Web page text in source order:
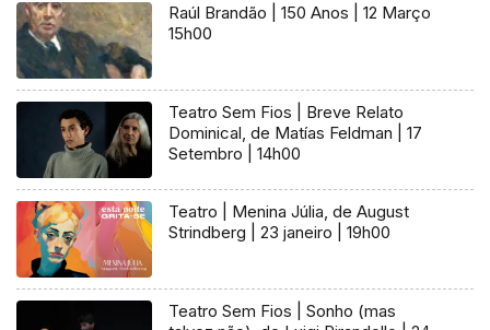
Raúl Brandão | 150 Anos | 12 Março
15h00
Teatro Sem Fios | Breve Relato
Dominical, de Matías Feldman | 17
Setembro | 14h00
Teatro | Menina Júlia, de August
Strindberg | 23 janeiro | 19h00
Teatro Sem Fios | Sonho (mas